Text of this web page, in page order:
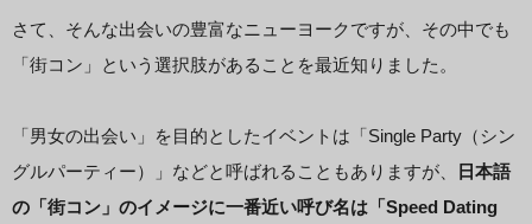
さて、そんな出会いの豊富なニューヨークですが、その中でも
「街コン」という選択肢があることを最近知りました。
「男女の出会い」を目的としたイベントは「Single Party（シン
グルパーティー）」などと呼ばれることもありますが、
日本語
の「街コン」のイメージに一番近い呼び名は「Speed Dating